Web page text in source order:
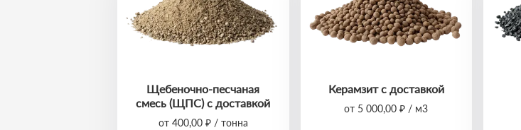
Щебеночно-песчаная
смесь (ЩПС) с доставкой
от 400,00 ₽ / тонна
Керамзит с доставкой
от 5 000,00 ₽ / м3